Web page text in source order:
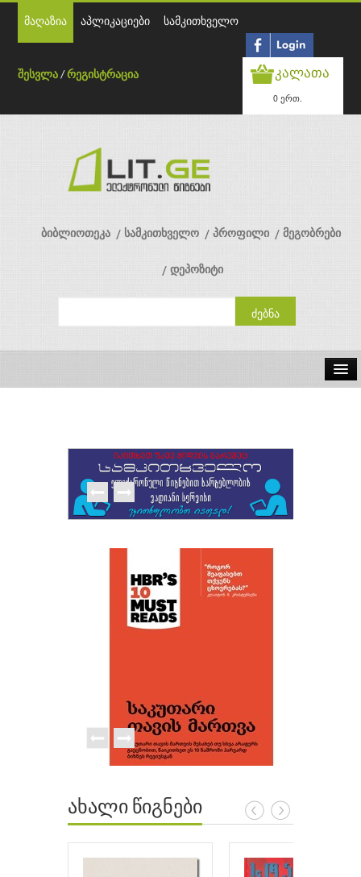
მაღაზია აპლიკაციები სამკითხველო
შესვლა /რეგისტრაცია კალათა
0 ერთ.
ბიბლიოთეკა სამკითხველო პროფილი მეგობრები
დეპოზიტი
გამომცემლობები
ახალი წიგნები